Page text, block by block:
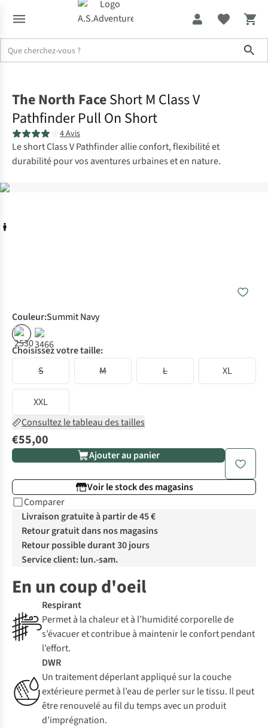
The North FaceShort M Class V
Pathfinder Pull On Short
4 Avis
Le short Class V Pathfinder allie confort, flexibilité et
durabilité pour vos aventures urbaines et en nature.
Couleur:Summit Navy
Choisissez votre taille:
S
M L XL
XXL
Consultez le tableau des tailles
€55,00
Ajouter au panier
Voir le stock des magasins
Comparer
Livraison gratuite à partir de 45 €
Retour gratuit dans nos magasins
Retour possible durant 30 jours
Service client: lun.-sam.
En un coup d'oeil
Respirant
Permet à la chaleur et à l’humidité corporelle de
s’évacuer et contribue à maintenir le confort pendant
l’effort.
DWR
Un traitement déperlant appliqué sur la couche
extérieure permet à l’eau de perler sur le tissu. Il peut
être renouvelé au fil du temps avec un produit
d’imprégnation.